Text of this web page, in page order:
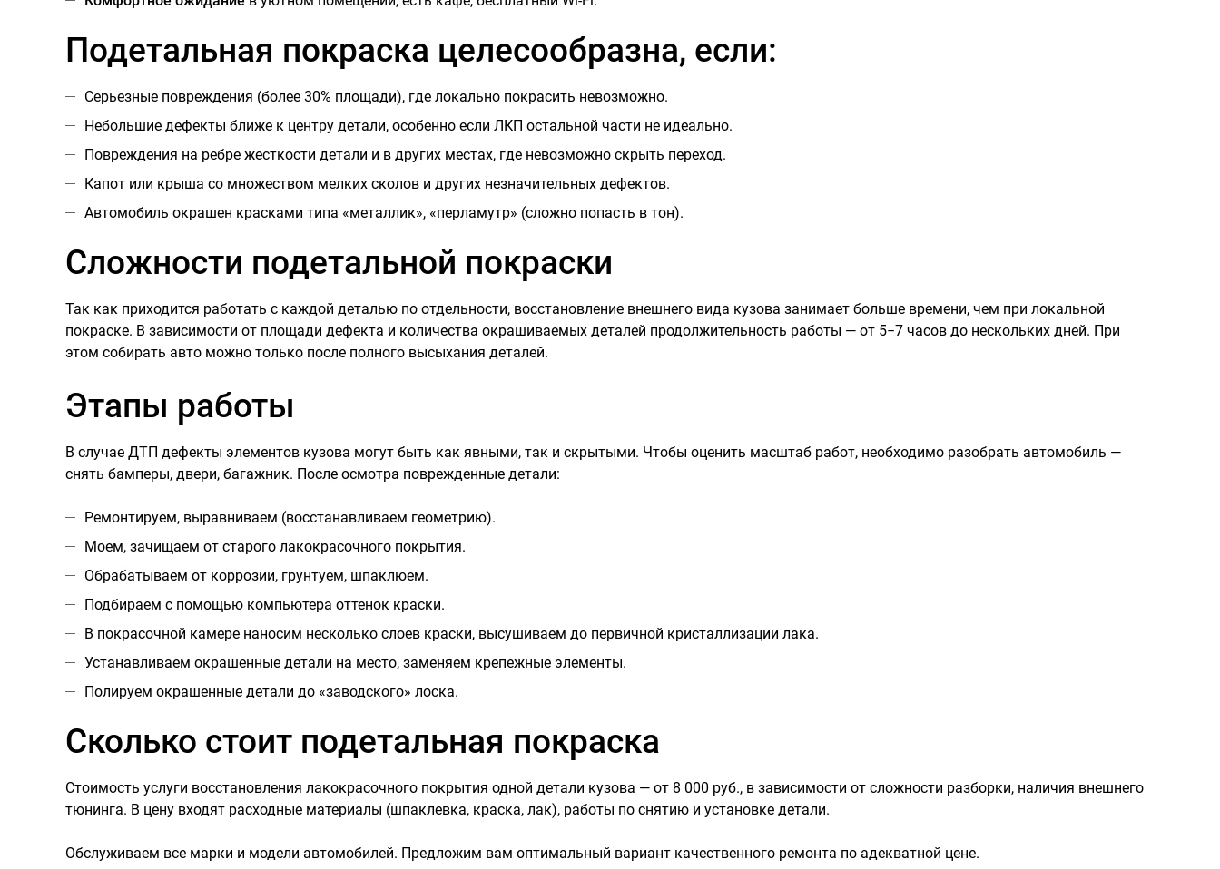
Подетальная покраска целесообразна, если:
Серьезные повреждения (более 30% площади), где локально покрасить невозможно.
Небольшие дефекты ближе к центру детали, особенно если ЛКП остальной части не идеально.
Повреждения на ребре жесткости детали и в других местах, где невозможно скрыть переход.
Капот или крыша со множеством мелких сколов и других незначительных дефектов.
Автомобиль окрашен красками типа «металлик», «перламутр» (сложно попасть в тон).
Сложности подетальной покраски
Так как приходится работать с каждой деталью по отдельности, восстановление внешнего вида кузова занимает больше времени, чем при локальной
покраске. В зависимости от площади дефекта и количества окрашиваемых деталей продолжительность работы — от 5−7 часов до нескольких дней. При
этом собирать авто можно только после полного высыхания деталей.
Этапы работы
В случае ДТП дефекты элементов кузова могут быть как явными, так и скрытыми. Чтобы оценить масштаб работ, необходимо разобрать автомобиль —
снять бамперы, двери, багажник. После осмотра поврежденные детали:
Ремонтируем, выравниваем (восстанавливаем геометрию).
Моем, зачищаем от старого лакокрасочного покрытия.
Обрабатываем от коррозии, грунтуем, шпаклюем.
Подбираем с помощью компьютера оттенок краски.
В покрасочной камере наносим несколько слоев краски, высушиваем до первичной кристаллизации лака.
Устанавливаем окрашенные детали на место, заменяем крепежные элементы.
Полируем окрашенные детали до «заводского» лоска.
Сколько стоит подетальная покраска
Стоимость услуги восстановления лакокрасочного покрытия одной детали кузова — от 8 000 руб., в зависимости от сложности разборки, наличия внешнего
тюнинга. В цену входят расходные материалы (шпаклевка, краска, лак), работы по снятию и установке детали.
Обслуживаем все марки и модели автомобилей. Предложим вам оптимальный вариант качественного ремонта по адекватной цене.